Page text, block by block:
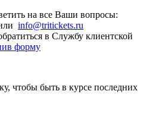
на все Ваши вопросы:
info@tritickets.ru
в Службу клиентской
форму
чтобы быть в курсе последних